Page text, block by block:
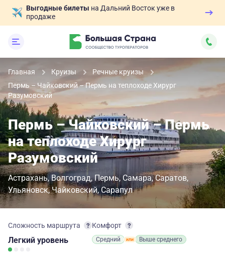
Выгодные билеты на Дальний Восток уже в
продаже
Главная Круизы
Речные круизы
Пермь – Чайковский – Пермь на теплоходе Хирург
Разумовский
Пермь – Чайковский – Пермь
на теплоходе Хирург
Разумовский
Астрахань Волгоград Пермь Самара Саратов
Ульяновск Чайковский Сарапул
Сложность маршрута
Легкий уровень
Комфорт
Средний Выше среднего